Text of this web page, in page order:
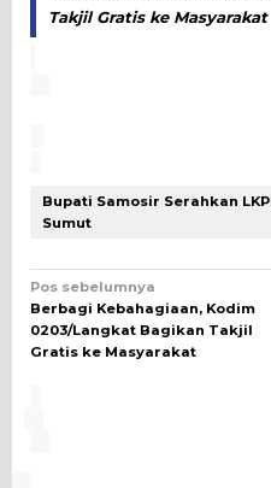
Takjil Gratis ke Masyarakat
Bupati Samosir Serahkan
Sumut
Navigasi
pos
Pos sebelumnya
Berbagi Kebahagiaan, Kodim
0203/Langkat Bagikan Takjil
Gratis ke Masyarakat